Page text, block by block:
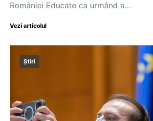
României Educate ca urmând a…
Vezi articolul
Știri